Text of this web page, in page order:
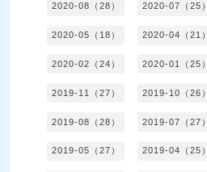
2020-08（28） 2020-07（25）
2020-05（18） 2020-04（21）
2020-02（24） 2020-01（25）
2019-11（27） 2019-10（26）
2019-08（28） 2019-07（27）
2019-05（27） 2019-04（25）